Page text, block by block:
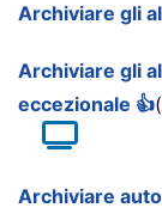
Archiviare gli
Archiviare gli
eccezionale 👍(
Archiviare